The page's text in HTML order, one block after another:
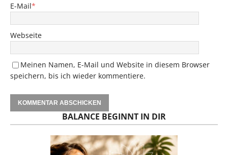
E-Mail*
Webseite
Meinen Namen, E-Mail und Website in diesem Browser
speichern, bis ich wieder kommentiere.
BALANCE BEGINNT IN DIR